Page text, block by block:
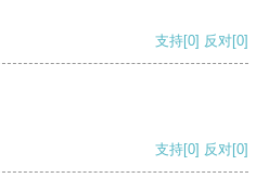
支持[0] 反对[0]
支持[0] 反对[0]